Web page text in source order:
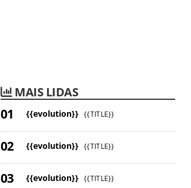
MAIS LIDAS
{{evolution}} {{TITLE}}
{{evolution}} {{TITLE}}
{{evolution}} {{TITLE}}